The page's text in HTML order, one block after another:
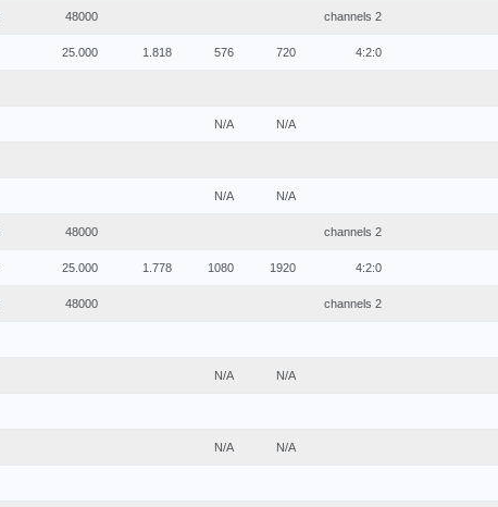
2 channels
48000
4:2:0
720
576
1.818
25.000
N/A
N/A
N/A
N/A
2 channels
48000
4:2:0
1920
1080
1.778
25.000
2 channels
48000
N/A
N/A
N/A
N/A